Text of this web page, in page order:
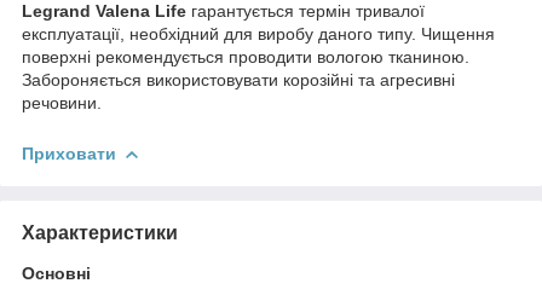
Legrand Valena Life гарантується термін тривалої
експлуатації, необхідний для виробу даного типу. Чищення
поверхні рекомендується проводити вологою тканиною.
Забороняється використовувати корозійні та агресивні
речовини.
Приховати
Характеристики
Основні